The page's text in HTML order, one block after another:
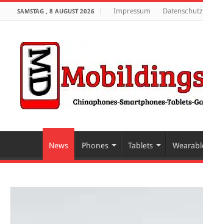
SAMSTAG , 8 AUGUST 2026 Impressum Datenschutz
News Phones Tablets